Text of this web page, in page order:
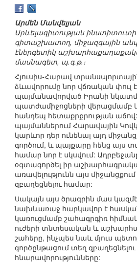
Արմեն Մանվելյան
Արևելագիտության
գիտաշխատող, միջազգային
էներգետիկ
մասնագետ, պ.գ.թ.։
Հյուսիս-Հարավ
ձևավորումը նոր վճռական փուլ է
պայմանավորված Իրանի
պատժամիջոցների վերացմամբ և
հանդեպ հետաքրքրության աճով:
պայմաններում Հարավային
կարևոր դեր ունենալ այդ
գործում, և պայքարը հենց այս
համար նոր է սկսվում:
օգտագործել իր
առավելությունն այս
զբաղեցնելու համար:
Սակայն այս ծրագրին մաս
նախևառաջ հարկավոր է
կառուցմամբ շահագրգիռ
ուժերի տնտեսական և
շահերը, ինչպես նաև մյուս
գործընթացում տեղ զբաղեցնելու
հնարավորությունները: